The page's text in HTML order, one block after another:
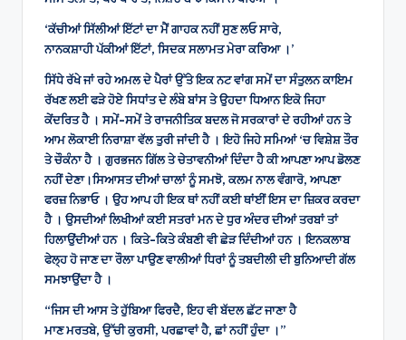
‘ਕੱਚੀਆਂ ਸਿੱਲੀਆਂ ਇੱਟਾਂ ਦਾ ਮੈਂ ਗਾਹਕ ਨਹੀਂ ਸੁਣ ਲਓ ਸਾਰੇ,
ਨਾਨਕਸ਼ਾਹੀ ਪੱਕੀਆਂ ਇੱਟਾਂ, ਸਿਦਕ ਸਲਾਮਤ ਮੇਰਾ ਕਰਿਆ ।’
ਸਿੱਧੇ ਰੱਖੇ ਜਾਂ ਰਹੇ ਅਮਲ ਦੇ ਪੈਰਾਂ ਉੱਤੇ ਇਕ ਨਟ ਵਾਂਗ ਸਮੇਂ ਦਾ ਸੰਤੁਲਨ ਕਾਇਮ
ਰੱਖਣ ਲਈ ਫੜੇ ਹੋਏ ਸਿਧਾਂਤ ਦੇ ਲੰਬੇ ਬਾਂਸ ਤੇ ਉਹਦਾ ਧਿਆਨ ਇਕੋ ਜਿਹਾ
ਕੇਂਦਰਿਤ ਹੈ । ਸਮੇਂ-ਸਮੇਂ ਤੇ ਰਾਜਨੀਤਿਕ ਬਦਲ ਜੋ ਸਰਕਾਰਾਂ ਦੇ ਰਹੀਆਂ ਹਨ ਤੇ
ਆਮ ਲੋਕਾਈ ਨਿਰਾਸ਼ਾ ਵੱਲ ਤੁਰੀ ਜਾਂਦੀ ਹੈ । ਇਹੋ ਜਿਹੇ ਸਮਿਆਂ ‘ਚ ਵਿਸ਼ੇਸ਼ ਤੌਰ
ਤੇ ਚੌਕੰਨਾ ਹੈ । ਗੁਰਭਜਨ ਗਿੱਲ ਤੇ ਚੇਤਾਵਨੀਆਂ ਦਿੰਦਾ ਹੈ ਕੀ ਆਪਣਾ ਆਪ ਡੋਲਣ
ਨਹੀਂ ਦੇਣਾ।ਸਿਆਸਤ ਦੀਆਂ ਚਾਲਾਂ ਨੂੰ ਸਮਝੋ, ਕਲਮ ਨਾਲ ਵੰਗਾਰੋ, ਆਪਣਾ
ਫਰਜ਼ ਨਿਭਾਓ । ਉਹ ਆਪ ਹੀ ਇਕ ਥਾਂ ਨਹੀਂ ਕਈ ਥਾਂਈਂ ਇਸ ਦਾ ਜ਼ਿਕਰ ਕਰਦਾ
ਹੈ । ਉਸਦੀਆਂ ਲਿਖੀਆਂ ਕਈ ਸਤਰਾਂ ਮਨ ਦੇ ਧੁਰ ਅੰਦਰ ਦੀਆਂ ਤਰਬਾਂ ਤਾਂ
ਹਿਲਾਉਂਦੀਆਂ ਹਨ । ਕਿਤੇ-ਕਿਤੇ ਕੰਬਣੀ ਵੀ ਛੇੜ ਦਿੰਦੀਆਂ ਹਨ । ਇਨਕਲਾਬ
ਫੇਲ੍ਹ ਹੋ ਜਾਣ ਦਾ ਰੌਲਾ ਪਾਉਣ ਵਾਲੀਆਂ ਧਿਰਾਂ ਨੂੰ ਤਬਦੀਲੀ ਦੀ ਬੁਨਿਆਦੀ ਗੱਲ
ਸਮਝਾਉਂਦਾ ਹੈ ।
“ਜਿਸ ਦੀ ਆਸ ਤੇ ਹੁੱਬਿਆ ਫਿਰਦੈ, ਇਹ ਵੀ ਬੱਦਲ ਛੱਟ ਜਾਣਾ ਹੈ
ਮਾਣ ਮਰਤਬੇ, ਉੱਚੀ ਕੁਰਸੀ, ਪਰਛਾਵਾਂ ਹੈ, ਛਾਂ ਨਹੀਂ ਹੁੰਦਾ ।”